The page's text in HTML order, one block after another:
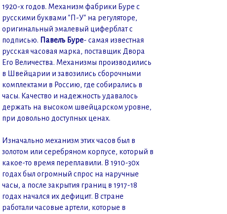
1920-х годов. Механизм фабрики Буре с
русскими буквами "П-У" на регуляторе,
оригинальный эмалевый циферблат с
подписью. Павелъ Буре- самая известная
русская часовая марка, поставщик Двора
Его Величества. Механизмы производились
в Швейцарии и завозились сборочными
комплектами в Россию, где собирались в
часы. Качество и надежность удавалось
держать на высоком швейцарском уровне,
при довольно доступных ценах.
Изначально механизм этих часов был в
золотом или серебряном корпусе, который в
какое-то время переплавили. В 1910-30х
годах был огромный спрос на наручные
часы, а после закрытия границ в 1917-18
годах начался их дефицит. В стране
работали часовые артели, которые в